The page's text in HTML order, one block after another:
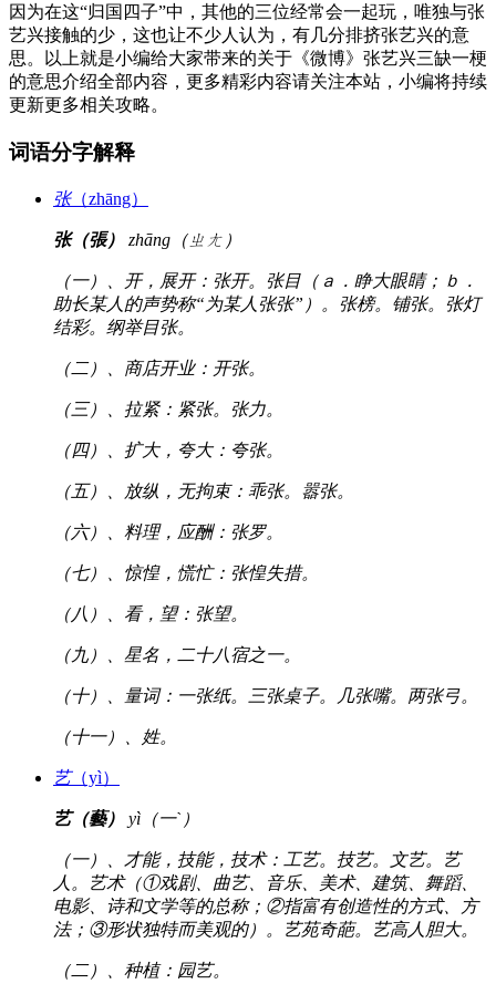
因为在这“归国四子”中，其他的三位经常会一起玩，唯独与张
艺兴接触的少，这也让不少人认为，有几分排挤张艺兴的意
思。以上就是小编给大家带来的关于《微博》张艺兴三缺一梗
的意思介绍全部内容，更多精彩内容请关注本站，小编将持续
更新更多相关攻略。
词语分字解释
张（zhāng）
张（張） zhāng（ㄓㄤ）
（一）、开，展开：张开。张目（ａ．睁大眼睛；ｂ．
助长某人的声势称“为某人张张”）。张榜。铺张。张灯
结彩。纲举目张。
（二）、商店开业：开张。
（三）、拉紧：紧张。张力。
（四）、扩大，夸大：夸张。
（五）、放纵，无拘束：乖张。嚣张。
（六）、料理，应酬：张罗。
（七）、惊惶，慌忙：张惶失措。
（八）、看，望：张望。
（九）、星名，二十八宿之一。
（十）、量词：一张纸。三张桌子。几张嘴。两张弓。
（十一）、姓。
艺（yì）
艺（藝） yì（一ˋ）
（一）、才能，技能，技术：工艺。技艺。文艺。艺
人。艺术（①戏剧、曲艺、音乐、美术、建筑、舞蹈、
电影、诗和文学等的总称；②指富有创造性的方式、方
法；③形状独特而美观的）。艺苑奇葩。艺高人胆大。
（二）、种植：园艺。